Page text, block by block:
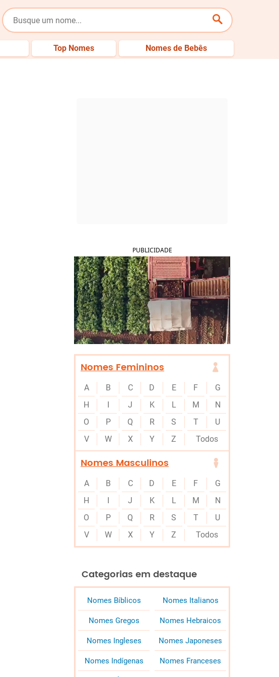
Top Nomes Nomes de Bebês
PUBLICIDADE
Nomes Femininos
A B C D E F
G
H
I J K L M
N
O
P Q R S T
U
V
W X Y Z Todos
Nomes Masculinos
A B C D E F
G
H
I J K L M
N
O
P Q R S T
U
V
W X Y Z Todos
Categorias em destaque
Nomes Bíblicos Nomes Italianos
Nomes Gregos Nomes Hebraicos
Nomes Ingleses Nomes Japoneses
Nomes Indígenas Nomes Franceses